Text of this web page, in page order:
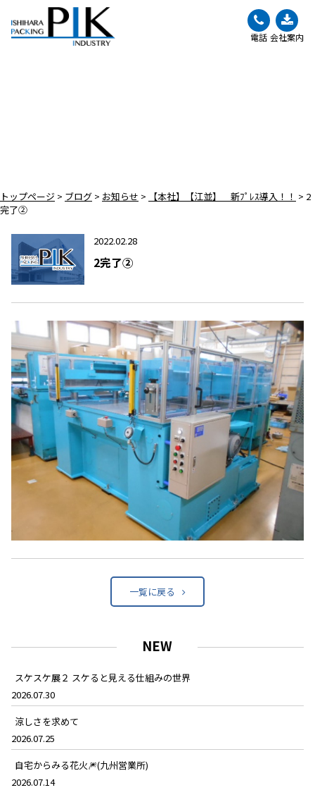
電話 会社案内
トップページ > ブログ > お知らせ > 【本社】【江並】 新ﾌﾟﾚｽ導入！！ > 2
完了②
2022.02.28
2完了②
一覧に戻る
NEW
スケスケ展２ スケると見える仕組みの世界
2026.07.30
涼しさを求めて
2026.07.25
自宅からみる花火🎆(九州営業所)
2026.07.14